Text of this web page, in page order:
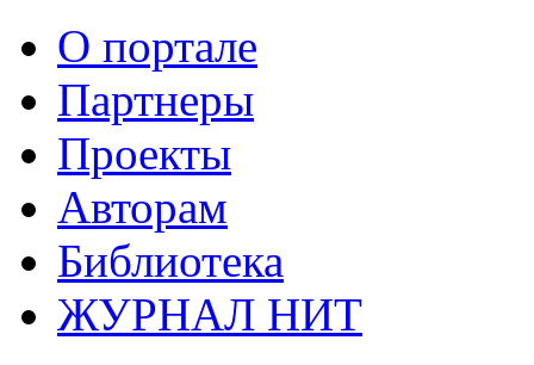
О портале
Партнеры
Проекты
Авторам
Библиотека
ЖУРНАЛ НИТ